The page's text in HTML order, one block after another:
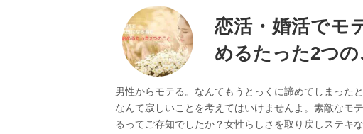
恋活・婚活でモ
めるたった2つの
男性からモテる。なんてもうとっくに諦めてしまった
なんて寂しいことを考えてはいけませんよ。素敵なモ
るってご存知でしたか？女性らしさを取り戻しステキ